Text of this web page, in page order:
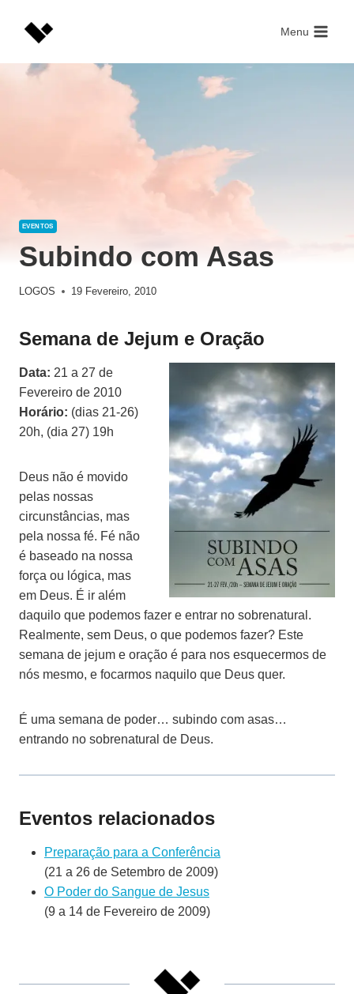
Menu
EVENTOS
Subindo com Asas
LOGOS 19 Fevereiro, 2010
Semana de Jejum e Oração
Data: 21 a 27 de
Fevereiro de 2010
Horário: (dias 21-26)
20h, (dia 27) 19h
Deus não é movido
pelas nossas
circunstâncias, mas
pela nossa fé. Fé não
é baseado na nossa
força ou lógica, mas
em Deus. É ir além
daquilo que podemos fazer e entrar no sobrenatural.
Realmente, sem Deus, o que podemos fazer? Este
semana de jejum e oração é para nos esquecermos de
nós mesmo, e focarmos naquilo que Deus quer.
É uma semana de poder… subindo com asas…
entrando no sobrenatural de Deus.
Eventos relacionados
Preparação para a Conferência
(21 a 26 de Setembro de 2009)
O Poder do Sangue de Jesus
(9 a 14 de Fevereiro de 2009)